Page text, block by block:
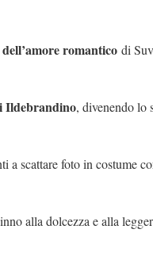
romantico di
Ildebrandino, divenendo lo
scattare foto in costume
alla dolcezza e alla